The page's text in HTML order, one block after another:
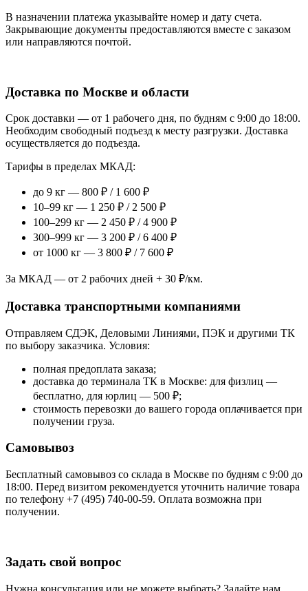
В назначении платежа указывайте номер и дату счета.
Закрывающие документы предоставляются вместе с заказом
или направляются почтой.
Доставка по Москве и области
Срок доставки — от 1 рабочего дня, по будням с 9:00 до 18:00.
Необходим свободный подъезд к месту разгрузки. Доставка
осуществляется до подъезда.
Тарифы в пределах МКАД:
до 9 кг — 800 ₽ / 1 600 ₽
10–99 кг — 1 250 ₽ / 2 500 ₽
100–299 кг — 2 450 ₽ / 4 900 ₽
300–999 кг — 3 200 ₽ / 6 400 ₽
от 1000 кг — 3 800 ₽ / 7 600 ₽
За МКАД — от 2 рабочих дней + 30 ₽/км.
Доставка транспортными компаниями
Отправляем СДЭК, Деловыми Линиями, ПЭК и другими ТК
по выбору заказчика. Условия:
полная предоплата заказа;
доставка до терминала ТК в Москве: для физлиц —
бесплатно, для юрлиц — 500 ₽;
стоимость перевозки до вашего города оплачивается при
получении груза.
Самовывоз
Бесплатный самовывоз со склада в Москве по будням с 9:00 до
18:00. Перед визитом рекомендуется уточнить наличие товара
по телефону +7 (495) 740-00-59. Оплата возможна при
получении.
Задать свой вопрос
Нужна консультация или не можете выбрать? Задайте нам